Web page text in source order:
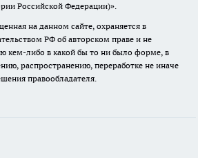
Российской Федерации)».
на данном сайте, охраняется в
РФ об авторском праве и не
кем-либо в какой бы то ни было форме, в
распространению, переработке не иначе
правообладателя.